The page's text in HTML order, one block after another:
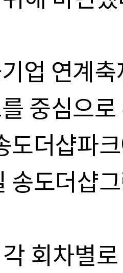
업 연계
중심으
도더샵파
송도더샵
회차별